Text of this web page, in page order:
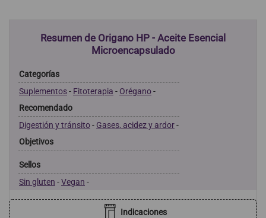
Resumen de Origano HP - Aceite Esencial
Microencapsulado
Categorías
Suplementos- Fitoterapia - Orégano-
Recomendado
Digestión y tránsito- Gases, acidez y ardor-
Objetivos
Sellos
Sin gluten -Vegan -
Indicaciones